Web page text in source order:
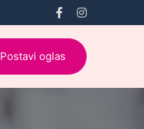
Postavi oglas